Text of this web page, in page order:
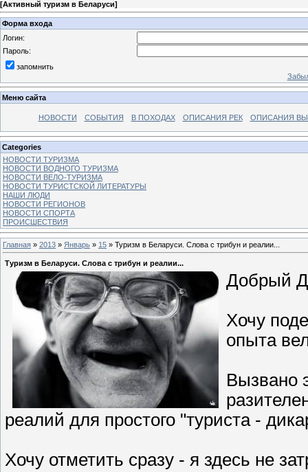
[Активный туризм в Беларуси]
Форма входа
Логин:
Пароль:
запомнить
Меню сайта
НОВОСТИ СОБЫТИЯ В ПОХОДАХ ОПИСАНИЯ РЕК ОПИСАНИЯ
Categories
НОВОСТИ ТУРИЗМА
НОВОСТИ ВОДНОГО ТУРИЗМА
НОВОСТИ ВЕЛО-ТУРИЗМА
НОВОСТИ ТУРИСТСКОЙ ЛИТЕРАТУРЫ
НАШИ ЛЮДИ
НОВОСТИ РЕГИОНОВ
НОВОСТИ СПОРТА
ПРОИСШЕСТВИЯ
Главная » 2013 » Январь » 15 » Туризм в Беларуси. Слова с трибун и реалии...
Туризм в Беларуси. Слова с трибун и реалии...
Добрый
Хочу
опыта
Вызвано
реалий для простого "туриста -
Хочу отметить сразу - я здесь не